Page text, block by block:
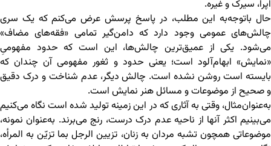
اپرا، سیرک و غیره.
حال باتوجه‌به این مطلب، در پاسخ پرسش عرض می‌کنم که یک سری
چالش‌های عمومی وجود دارد که دامن‌گیر تمامی «فقه‌های مضاف»
می‌شود. یکی از عمیق‌ترین چالش‌ها، این است که حدود مفهومیِ
«نمایش» ابهام‌آلود است؛ یعنی حدود و ثغور مفهومی آن چندان که
بایسته است روشن نشده است. چالش دیگر، عدم شناخت و درک دقیق
و صحیح از موضوعات و مسائل هنر نمایش است.
به‌عنوان‌مثال، وقتی به آثاری که در این زمینه تولید شده است نگاه می‌کنیم
می‌بینیم اکثر آنها از ناحیه عدم درک درست، رنج می‌برند. به‌عنوان نمونه،
موضوعاتی همچون تشبه مردان به زنان، تزیین الرجل بما تزیّن به المرأه،